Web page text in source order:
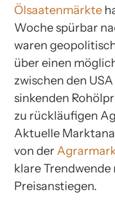
Ölsaatenmärkte
Woche spürbar
waren
über einen
zwischen den
sinkenden
zu rückläufigen
Aktuelle
von der
klare
Preisanstiegen.